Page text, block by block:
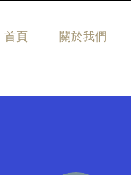
首頁 關於我們